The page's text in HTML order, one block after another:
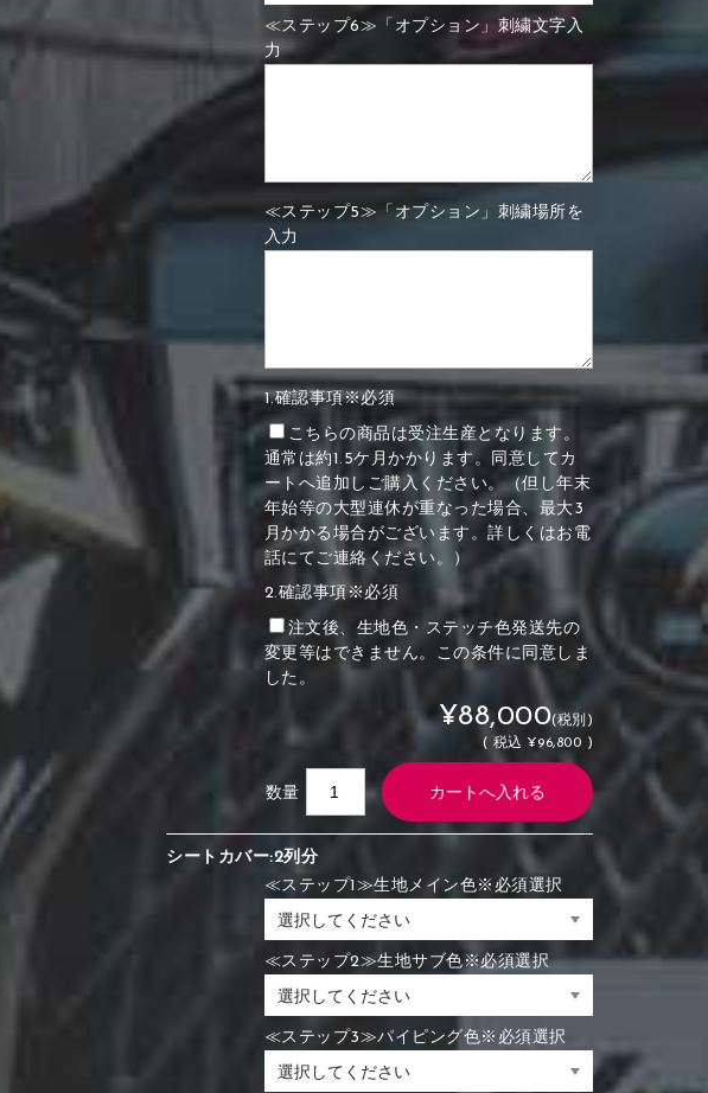
≪ステップ6≫「オプション」刺繍文字入
力
≪ステップ5≫「オプション」刺繍場所を
入力
1.確認事項※必須
こちらの商品は受注生産となります。
通常は約1.5ケ月かかります。同意してカ
ートへ追加しご購入ください。（但し年末
年始等の大型連休が重なった場合、最大3
月かかる場合がございます。詳しくはお電
話にてご連絡ください。）
2.確認事項※必須
注文後、生地色・ステッチ色発送先の
変更等はできません。この条件に同意しま
した。
¥88,000(税別)
( 税込 ¥96,800 )
数量
シートカバー:2列分
≪ステップ1≫生地メイン色※必須選択
≪ステップ2≫生地サブ色※必須選択
≪ステップ3≫パイピング色※必須選択